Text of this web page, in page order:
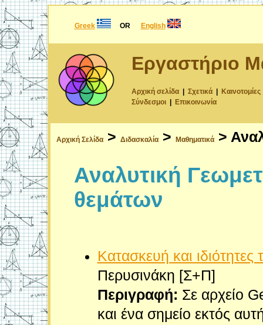
Greek OR English
Εργαστήριο
Αρχική σελίδα Σχετικά Καινοτομίες
Σύνδεσμοι
Επικοινωνία
Αρχική Σελίδα> Διδασκαλία> Μαθηματικά>
Αναλυτική
θεμάτων
Κατασκευή και
Περυσινάκη [Σ+Π]
Περιγραφή: Σε αρχείο
και ένα σημείο εκτός